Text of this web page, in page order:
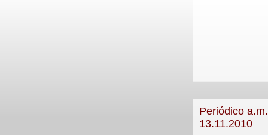
Periódico
13.11.2010